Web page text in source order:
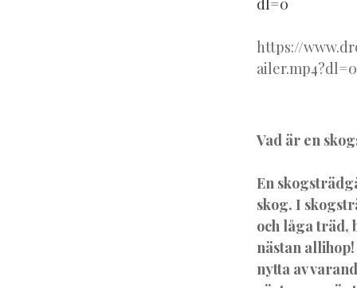
dl=0
https://
ailer.mp4?dl=0
Vad är en
En
skog. I
och låga träd,
nästan
nytta av